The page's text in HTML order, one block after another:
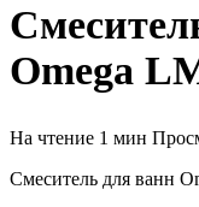
Omega
На чтение 1 мин
Смеситель для ванн